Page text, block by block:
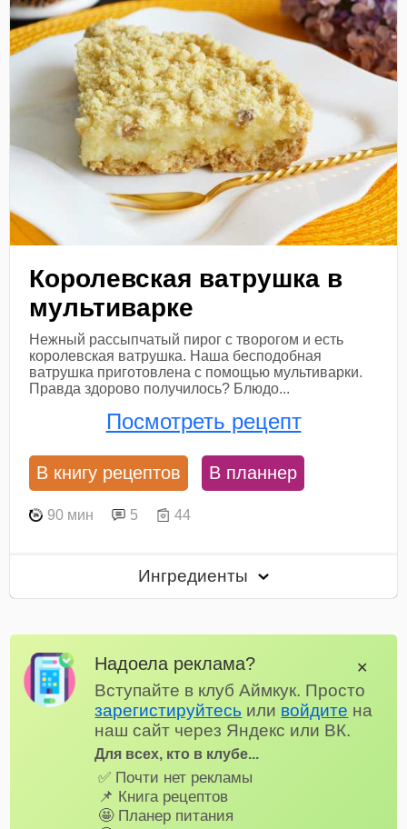
Королевская ватрушка в
мультиварке
Нежный рассыпчатый пирог с творогом и есть
королевская ватрушка. Наша бесподобная
ватрушка приготовлена с помощью мультиварки.
Правда здорово получилось? Блюдо...
Посмотреть рецепт
В книгу рецептов В планнер
90 мин 5 44
Ингредиенты
Надоела реклама?
Вступайте в клуб Аймкук. Просто
зарегистируйтесь или войдите на
наш сайт через Яндекс или ВК.
Для всех, кто в клубе...
✅ Почти нет рекламы
📌 Книга рецептов
🤩 Планер питания
✕